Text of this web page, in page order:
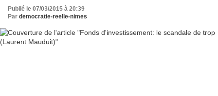
Publié le 07/03/2015 à 20:39
Par democratie-reelle-nimes